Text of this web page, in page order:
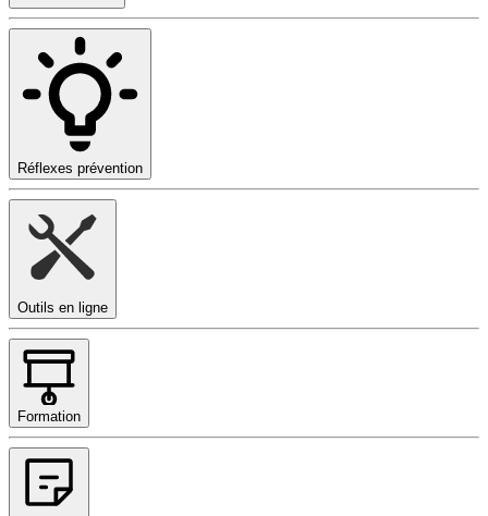
Réflexes prévention
Outils en ligne
Formation